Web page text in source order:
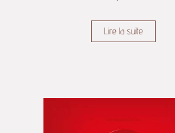
Lire la suite